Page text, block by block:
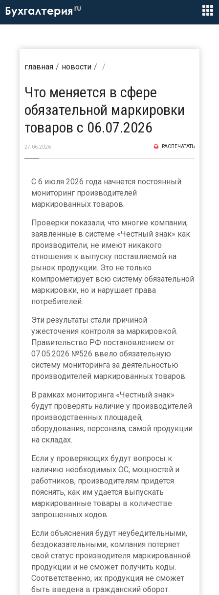
Бухгалтерия ru
главная новости
Что меняется в сфере
обязательной маркировки
товаров с 06.07.2026
27.06.2026 РАСПЕЧАТАТЬ
С 6 июля 2026 года начнется постоянный
мониторинг производителей
маркированных товаров.
Проверки показали, что многие компании,
заявленные в системе «Честный знак» как
производители, не имеют никакого
отношения к выпуску поставляемой на
рынок продукции. Это не только
компрометирует всю систему обязательной
маркировки, но и нарушает права
потребителей.
Эти результаты стали причиной
ужесточения контроля за маркировкой.
Правительство РФ постановлением от
07.05.2026 №526 ввело обязательную
систему мониторинга за деятельностью
производителей маркированных товаров.
В рамках мониторинга «Честный знак»
будут проверять наличие у производителей
производственных площадей,
оборудования, персонала, самой продукции
на складах.
Если у проверяющих будут вопросы к
наличию необходимых ОС, мощностей и
работников, производителям придется
пояснять, как им удается выпускать
маркированные товары в количестве
запрошенных кодов.
Если объяснения будут неубедительными,
бездоказательными, компания потеряет
свой статус производителя маркированной
продукции и не сможет получить коды.
Соответственно, их продукция не сможет
быть введена в гражданский оборот.